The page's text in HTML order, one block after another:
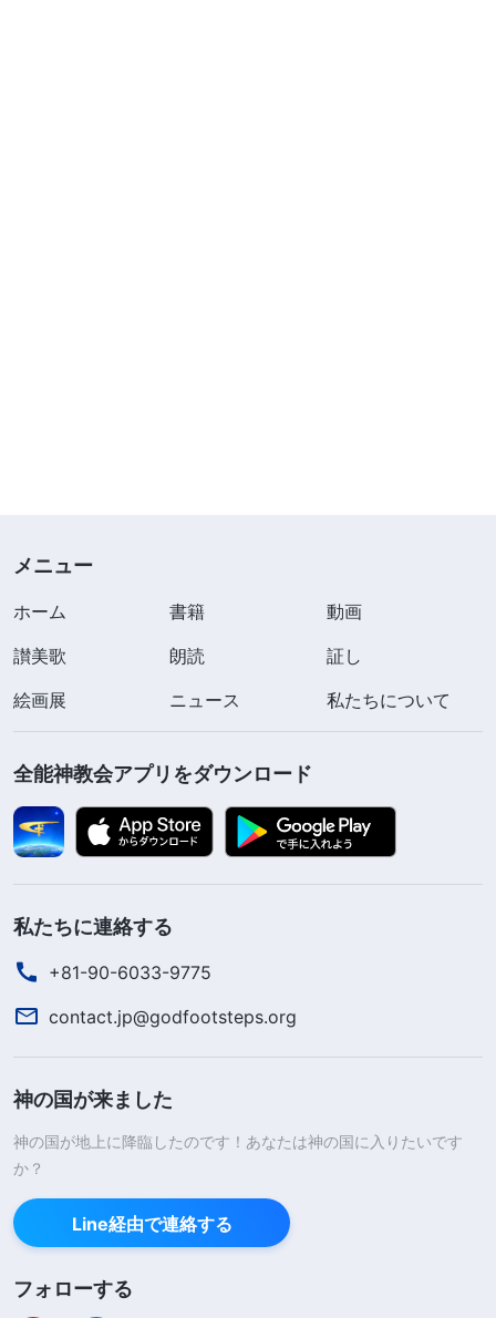
メニュー
ホーム 書籍
動画
讃美歌
朗読
証し
絵画展
ニュース 私たちについて
全能神教会アプリをダウンロード
私たちに連絡する
+81-90-6033-9775
contact.jp@godfootsteps.org
神の国が来ました
神の国が地上に降臨したのです！あなたは神の国に入りたいです
か？
Line経由で連絡する
フォローする